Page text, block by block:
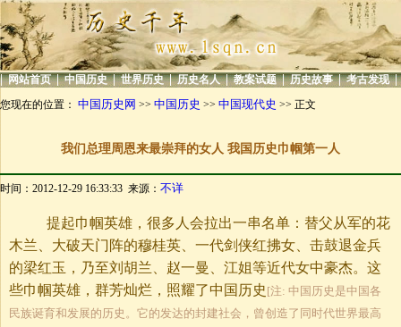
| 网站首页 | 中国历史 | 世界历史 | 历史名人 | 教案试题 | 历史故事 | 考古发现 |
您现在的位置： 中国历史网 >> 中国历史 >> 中国现代史 >> 正文
我们总理周恩来最崇拜的女人 我国历史巾帼第一人
时间：2012-12-29 16:33:33 来源： 不详
提起巾帼英雄，很多人会拉出一串名单：替父从军的花
木兰、大破天门阵的穆桂英、一代剑侠红拂女、击鼓退金兵
的梁红玉，乃至刘胡兰、赵一曼、江姐等近代女中豪杰。这
些巾帼英雄，群芳灿烂，照耀了中国历史 [注: 中国历史是中国各
民族诞育和发展的历史。它的发达的封建社会，曾创造了同时代世界最高